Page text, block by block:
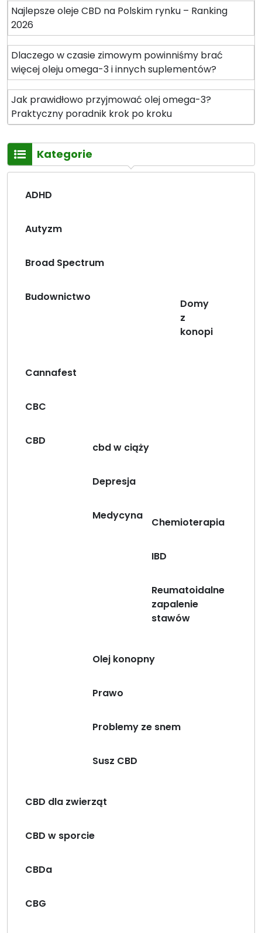
Najlepsze oleje CBD na Polskim rynku – Ranking
2026
Dlaczego w czasie zimowym powinniśmy brać
więcej oleju omega-3 i innych suplementów?
Jak prawidłowo przyjmować olej omega-3?
Praktyczny poradnik krok po kroku
Kategorie
ADHD
Autyzm
Broad Spectrum
Budownictwo
Domy
z
konopi
Cannafest
CBC
CBD
cbd w ciąży
Depresja
Medycyna
Chemioterapia
IBD
Reumatoidalne
zapalenie
stawów
Olej konopny
Prawo
Problemy ze snem
Susz CBD
CBD dla zwierząt
CBD w sporcie
CBDa
CBG